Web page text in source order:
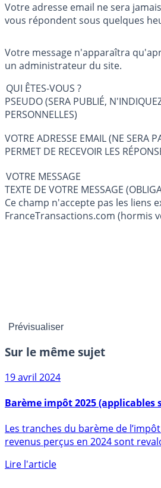
Votre adresse email ne sera
vous répondent sous quelques
Votre message n'apparaîtra
un administrateur du site.
QUI ÊTES-VOUS ?
PSEUDO (SERA PUBLIÉ,
PERSONNELLES)
VOTRE ADRESSE EMAIL (NE SERA
PERMET DE RECEVOIR LES
VOTRE MESSAGE
TEXTE DE VOTRE
Ce champ n'accepte pas les liens
FranceTransactions.com (hormis
Sur le même sujet
19 avril 2024
Barème impôt 2025 (applicables
revenus perçus en 2024 sont